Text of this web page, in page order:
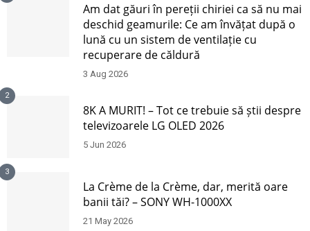
Am dat găuri în pereții chiriei ca să nu mai
deschid geamurile: Ce am învățat după o
lună cu un sistem de ventilație cu
recuperare de căldură
3 Aug 2026
2
8K A MURIT! – Tot ce trebuie să știi despre
televizoarele LG OLED 2026
5 Jun 2026
3
La Crème de la Crème, dar, merită oare
banii tăi? – SONY WH-1000XX
21 May 2026